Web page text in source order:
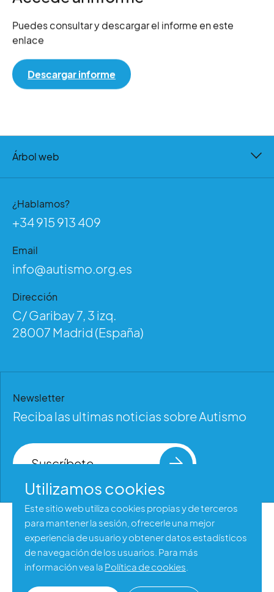
Puedes consultar y descargar el informe en este
enlace
Descargar informe
Árbol web
¿Hablamos?
+34 915 913 409
Email
info@autismo.org.es
Dirección
C/ Garibay 7, 3 izq.
28007 Madrid (España)
Newsletter
Reciba las ultimas noticias sobre Autismo
Suscríbete
Aviso legal
Política de privacidad
Política de cookies
Utilizamos cookies
Este sitio web utiliza cookies propias y de terceros
para mantener la sesión, ofrecerle una mejor
experiencia de usuario y obtener datos estadísticos
de navegación de los usuarios. Para más
información vea la Política de cookies